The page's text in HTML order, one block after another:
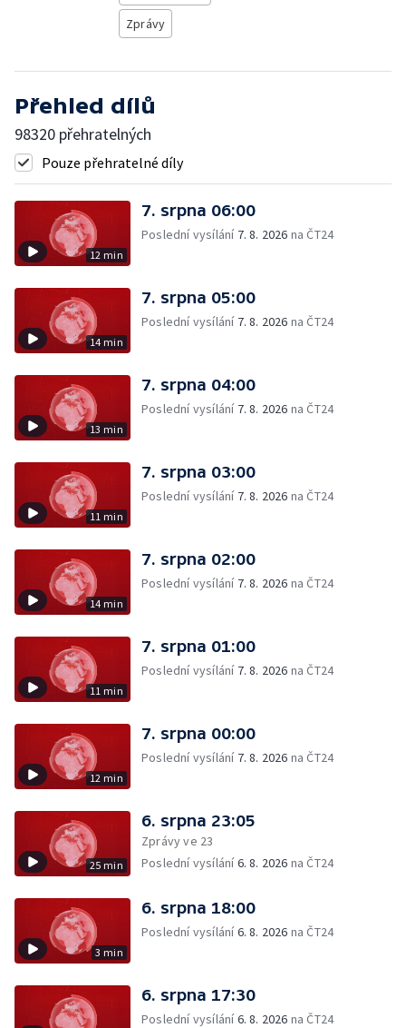
Zprávy
Přehled dílů
98320 přehratelných
Pouze přehratelné díly
12 min
7. srpna 06:00
Poslední vysílání 7. 8. 2026 na ČT24
14 min
7. srpna 05:00
Poslední vysílání 7. 8. 2026 na ČT24
13 min
7. srpna 04:00
Poslední vysílání 7. 8. 2026 na ČT24
11 min
7. srpna 03:00
Poslední vysílání 7. 8. 2026 na ČT24
14 min
7. srpna 02:00
Poslední vysílání 7. 8. 2026 na ČT24
11 min
7. srpna 01:00
Poslední vysílání 7. 8. 2026 na ČT24
12 min
7. srpna 00:00
Poslední vysílání 7. 8. 2026 na ČT24
25 min
6. srpna 23:05
Zprávy ve 23
Poslední vysílání6. 8. 2026 na ČT24
3 min
6. srpna 18:00
Poslední vysílání6. 8. 2026 na ČT24
6. srpna 17:30
Poslední vysílání6. 8. 2026 na ČT24